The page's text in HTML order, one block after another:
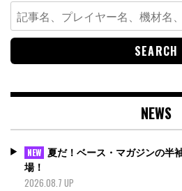
Search
for:
NEWS
NEW 夏だ！ベース・マガジンの半
場！
2026.08.7 UP